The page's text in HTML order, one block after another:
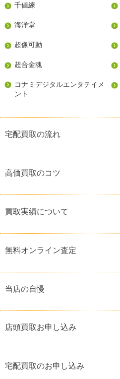
千値練
海洋堂
超像可動
超合金魂
コナミデジタルエンタテイメ
ント
宅配買取の流れ
高価買取のコツ
買取実績について
無料オンライン査定
当店の自慢
店頭買取お申し込み
宅配買取のお申し込み